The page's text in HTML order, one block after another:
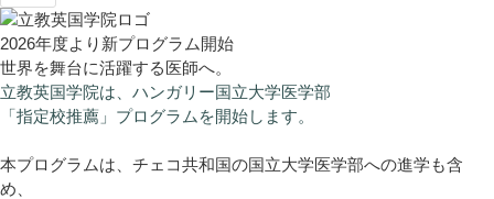
2026年度より新プログラム開始
世界を舞台に活躍する医師へ。
立教英国学院は、ハンガリー国立大学医学部
「指定校推薦」プログラムを開始します。
本プログラムは、チェコ共和国の国立大学医学部への進学も含
め、